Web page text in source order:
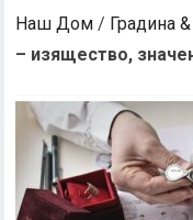
Наш Дом / Градина
– изящество,